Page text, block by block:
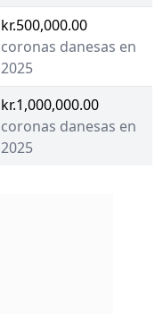
kr.500,000.00
coronas danesas en
2025
kr.1,000,000.00
coronas danesas en
2025